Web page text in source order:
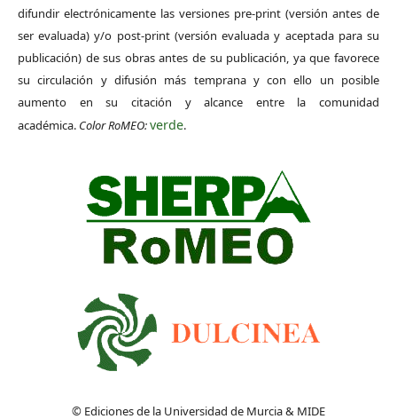
difundir electrónicamente las versiones pre-print (versión antes de
ser evaluada) y/o post-print (versión evaluada y aceptada para su
publicación) de sus obras antes de su publicación, ya que favorece
su circulación y difusión más temprana y con ello un posible
aumento en su citación y alcance entre la comunidad
académica. Color RoMEO:verde.
© Ediciones de la Universidad de Murcia & MIDE